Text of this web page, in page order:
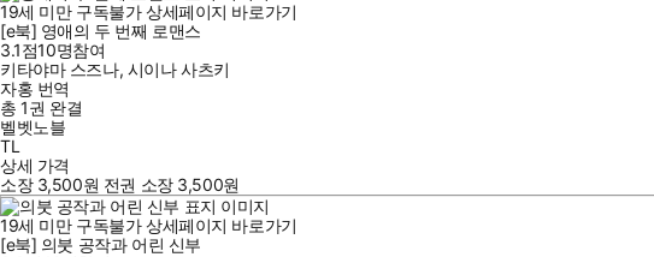
19세 미만 구독불가 상세페이지 바로가기
[e북] 영애의 두 번째 로맨스
3.1점10명참여
키타야마 스즈나, 시이나 사츠키
자홍 번역
총 1권 완결
벨벳노블
TL
상세 가격
소장 3,500원 전권 소장 3,500원
19세 미만 구독불가 상세페이지 바로가기
[e북] 의붓 공작과 어린 신부